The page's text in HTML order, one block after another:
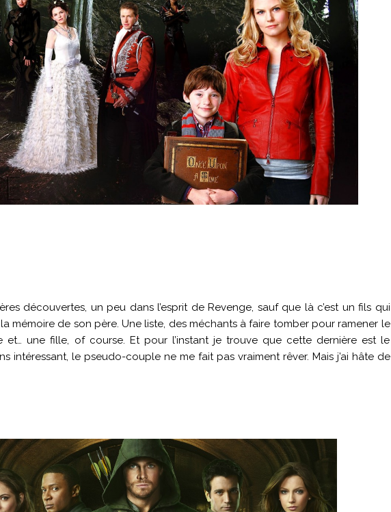
découvertes, un peu dans l’esprit de Revenge, sauf que là c’est un fils qui
mémoire de son père. Une liste, des méchants à faire tomber pour ramener le
et… une fille, of course. Et pour l’instant je trouve que cette dernière est le
intéressant, le pseudo-couple ne me fait pas vraiment rêver. Mais j’ai hâte de